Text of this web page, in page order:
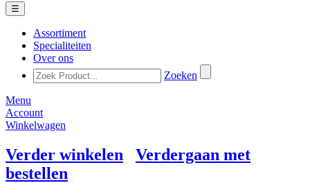
☰
Assortiment
Specialiteiten
Over ons
Zoeken
Menu
Account
Winkelwagen
Verder winkelen
Verdergaan met
bestellen